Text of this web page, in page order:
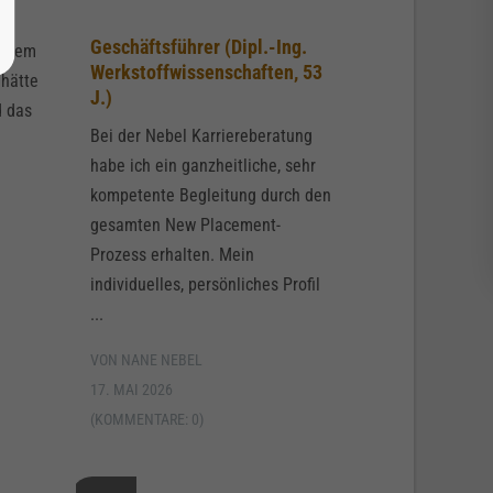
das
Geschäftsführer (Dipl.-Ing.
Werkstoffwissenschaften, 53
J.)
Bei der Nebel Karriereberatung
habe ich ein ganzheitliche, sehr
kompetente Begleitung durch den
gesamten New Placement-
Prozess erhalten. Mein
individuelles, persönliches Profil
...
VON NANE NEBEL
17. MAI 2026
(KOMMENTARE: 0)